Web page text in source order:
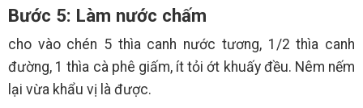
Bước 5: Làm nước chấm
cho vào chén 5 thìa canh nước tương, 1/2 thìa canh
đường, 1 thìa cà phê giấm, ít tỏi ớt khuấy đều. Nêm nếm
lại vừa khẩu vị là được.